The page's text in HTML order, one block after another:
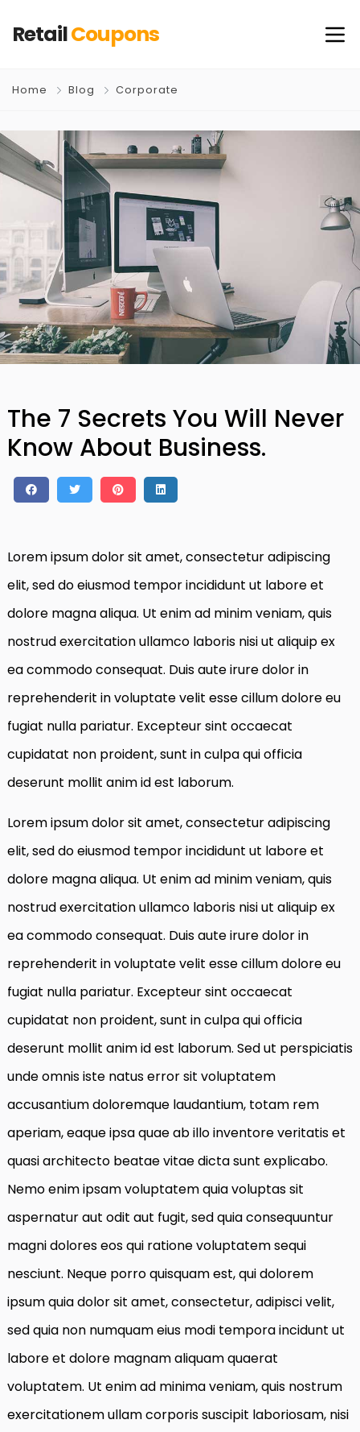
RetailCoupons
Home Blog Corporate
The 7 Secrets You Will Never
Know About Business.
Lorem ipsum dolor sit amet, consectetur adipiscing
elit, sed do eiusmod tempor incididunt ut labore et
dolore magna aliqua. Ut enim ad minim veniam, quis
nostrud exercitation ullamco laboris nisi ut aliquip ex
ea commodo consequat. Duis aute irure dolor in
reprehenderit in voluptate velit esse cillum dolore eu
fugiat nulla pariatur. Excepteur sint occaecat
cupidatat non proident, sunt in culpa qui officia
deserunt mollit anim id est laborum.
Lorem ipsum dolor sit amet, consectetur adipiscing
elit, sed do eiusmod tempor incididunt ut labore et
dolore magna aliqua. Ut enim ad minim veniam, quis
nostrud exercitation ullamco laboris nisi ut aliquip ex
ea commodo consequat. Duis aute irure dolor in
reprehenderit in voluptate velit esse cillum dolore eu
fugiat nulla pariatur. Excepteur sint occaecat
cupidatat non proident, sunt in culpa qui officia
deserunt mollit anim id est laborum. Sed ut perspiciatis
unde omnis iste natus error sit voluptatem
accusantium doloremque laudantium, totam rem
aperiam, eaque ipsa quae ab illo inventore veritatis et
quasi architecto beatae vitae dicta sunt explicabo.
Nemo enim ipsam voluptatem quia voluptas sit
aspernatur aut odit aut fugit, sed quia consequuntur
magni dolores eos qui ratione voluptatem sequi
nesciunt. Neque porro quisquam est, qui dolorem
ipsum quia dolor sit amet, consectetur, adipisci velit,
sed quia non numquam eius modi tempora incidunt ut
labore et dolore magnam aliquam quaerat
voluptatem. Ut enim ad minima veniam, quis nostrum
exercitationem ullam corporis suscipit laboriosam, nisi